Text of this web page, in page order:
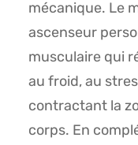
mécanique. Le
ascenseur
musculaire qui
au froid, au
contractant la
corps. En